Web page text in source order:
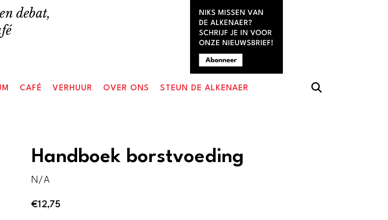
debat,
CAFÉ VERHUUR OVER ONS STEUN DE ALKENAER
Handboek borstvoeding
N/A
€12,75